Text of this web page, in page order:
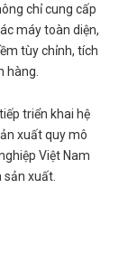
chỉ cung cấp
máy toàn diện,
tùy chỉnh, tích
hàng.
triển khai hệ
xuất quy mô
Việt Nam
xuất.